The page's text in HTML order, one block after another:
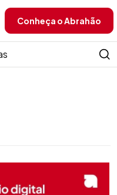
Conheça o Abrahão